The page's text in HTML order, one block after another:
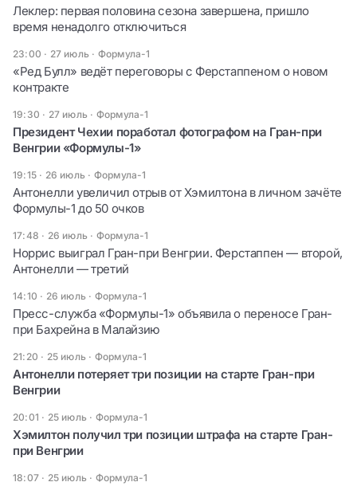
Леклер: первая половина сезона завершена, пришло
время ненадолго отключиться
23:00 · 27 июль · Формула-1
«Ред Булл» ведёт переговоры с Ферстаппеном о новом
контракте
19:30 · 27 июль · Формула-1
Президент Чехии поработал фотографом на Гран-при
Венгрии «Формулы-1»
19:15 · 26 июль · Формула-1
Антонелли увеличил отрыв от Хэмилтона в личном зачёте
Формулы-1 до 50 очков
17:48 · 26 июль · Формула-1
Норрис выиграл Гран-при Венгрии. Ферстаппен — второй,
Антонелли — третий
14:10 · 26 июль · Формула-1
Пресс-служба «Формулы-1» объявила о переносе Гран-
при Бахрейна в Малайзию
21:20 · 25 июль · Формула-1
Антонелли потеряет три позиции на старте Гран-при
Венгрии
20:01 · 25 июль · Формула-1
Хэмилтон получил три позиции штрафа на старте Гран-
при Венгрии
18:07 · 25 июль · Формула-1